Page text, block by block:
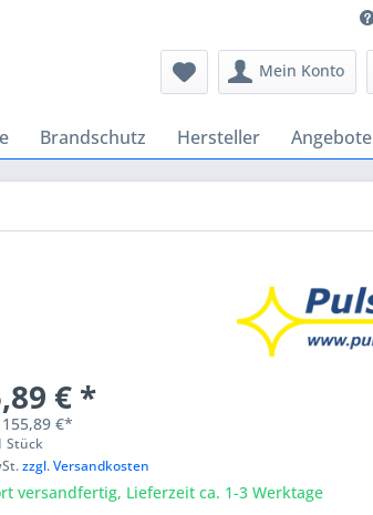
Mein Konto
Brandschutz Hersteller Angebote
€ *
155,89 €*
Stück
zzgl. Versandkosten
versandfertig, Lieferzeit ca. 1-3 Werktage